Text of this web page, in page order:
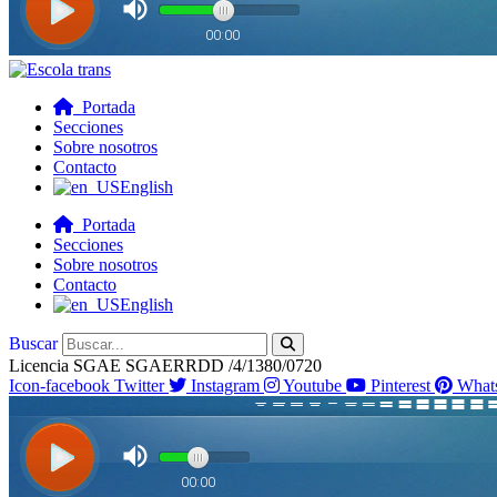
Portada
Secciones
Sobre nosotros
Contacto
English
Portada
Secciones
Sobre nosotros
Contacto
English
Buscar
Licencia SGAE SGAERRDD /4/1380/0720
Icon-facebook Twitter Instagram Youtube Pinterest